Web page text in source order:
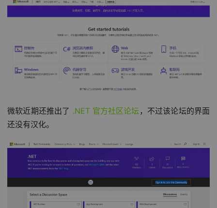
微软近期还推出了 .NET 官方社区论坛 ，不过该论坛的界面
还没有汉化。